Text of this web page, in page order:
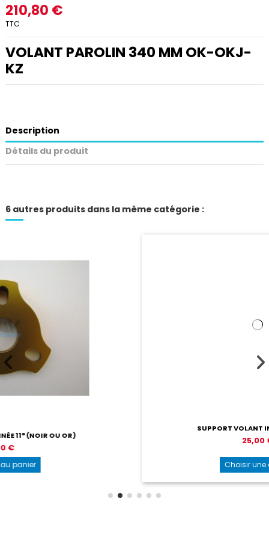
210,80 €
TTC
VOLANT PAROLIN 340 MM OK-OKJ-
KZ
Description
Détails du produit
6 autres produits dans la même catégorie :